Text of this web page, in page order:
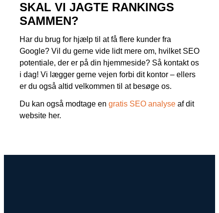
SKAL VI JAGTE RANKINGS
SAMMEN?
Har du brug for hjælp til at få flere kunder fra
Google? Vil du gerne vide lidt mere om, hvilket SEO
potentiale, der er på din hjemmeside? Så kontakt os
i dag! Vi lægger gerne vejen forbi dit kontor – ellers
er du også altid velkommen til at besøge os.
Du kan også modtage en gratis SEO analyse af dit
website her.